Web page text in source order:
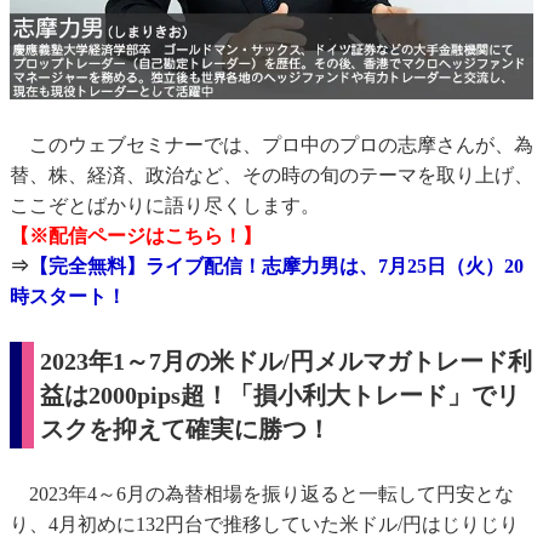
このウェブセミナーでは、プロ中のプロの志摩さんが、為
替、株、経済、政治など、その時の旬のテーマを取り上げ、
ここぞとばかりに語り尽くします。
【※配信ページはこちら！】
⇒ 【完全無料】ライブ配信！志摩力男は、7月25日（火）20
時スタート！
2023年1～7月の米ドル/円メルマガトレード利
益は2000pips超！「損小利大トレード」でリ
スクを抑えて確実に勝つ！
2023年4～6月の為替相場を振り返ると一転して円安とな
り、4月初めに132円台で推移していた米ドル/円はじりじり